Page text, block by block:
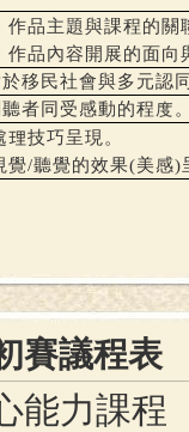
作品主題與課程的關
作品內容開展的面向
移民社會與多元認
者同受感動的程度
理技巧呈現。
覺/聽覺的效果(美感)
賽議程表
能力課程